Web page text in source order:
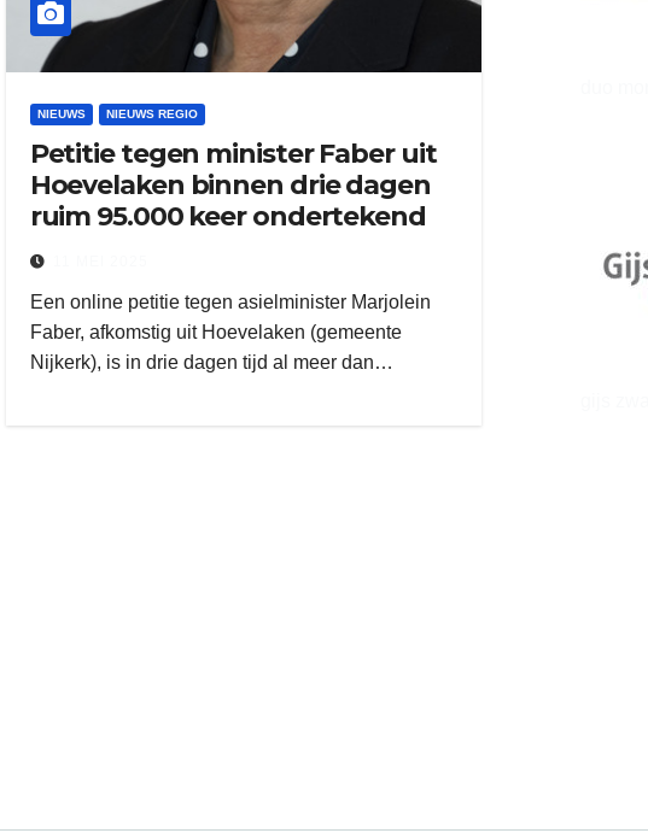
NIEUWS NIEUWS REGIO
Petitie tegen minister Faber uit
Hoevelaken binnen drie dagen
ruim 95.000 keer ondertekend
Een online petitie tegen asielminister Marjolein
Faber, afkomstig uit Hoevelaken (gemeente
Nijkerk), is in drie dagen tijd al meer dan…